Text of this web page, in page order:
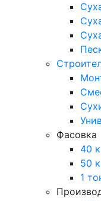
Фасовка
40
50
1